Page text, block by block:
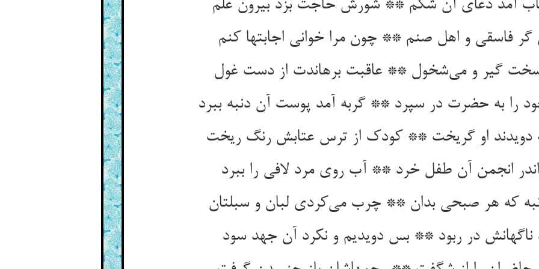
آمد دعای آن شکم ** شورش حاجت بزد بیرون علم
فاسقی و اهل صنم ** چون مرا خوانی اجابتها کنم
سخت گیر و می‌شخول ** عاقبت برهاندت از دست غول
را به حضرت در سپرد ** گربه آمد پوست آن دنبه ببرد
دویدند او گریخت ** کودک از ترس عتابش رنگ ریخت
انجمن آن طفل خرد ** آب روی مرد لافی را ببرد
که هر صبحی بدان ** چرب می‌کردی لبان و سبلتان
ناگهانش در ربود ** بس دویدیم و نکرد آن جهد سود